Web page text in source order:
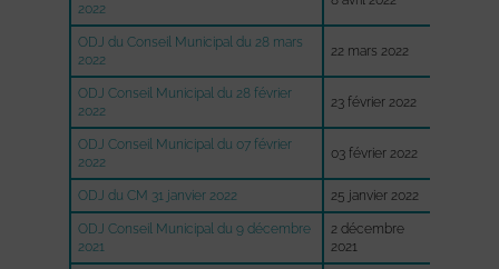
2022
ODJ du Conseil Municipal du 28 mars
2022
22 mars 2022
ODJ Conseil Municipal du 28 février
2022
23 février 2022
ODJ Conseil Municipal du 07 février
2022
03 février 2022
ODJ du CM 31 janvier 2022 25 janvier 2022
ODJ Conseil Municipal du 9 décembre
2021
2 décembre
2021